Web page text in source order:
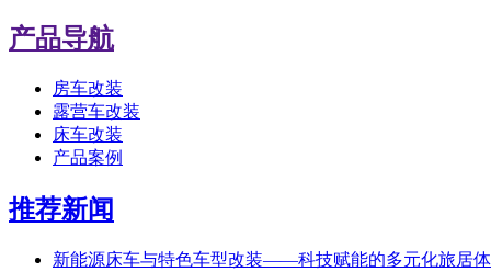
产品导航
房车改装
露营车改装
床车改装
产品案例
推荐新闻
新能源床车与特色车型改装——科技赋能的多元化旅居